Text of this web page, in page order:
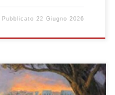
Pubblicato22 Giugno 2026